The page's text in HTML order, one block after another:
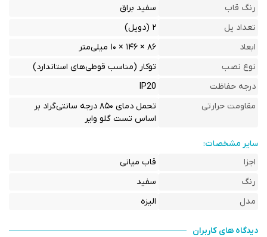
رنگ قاب
سفید براق
تعداد پل
۲ (دوپل)
ابعاد
۸۶ × ۱۴۶ × ۱۰ میلی‌متر
نوع نصب
توکار (مناسب قوطی‌های استاندارد)
درجه حفاظت
IP20
مقاومت حرارتی
تحمل دمای ۸۵۰ درجه سانتی‌گراد بر
اساس تست گلو وایر
سایر مشخصات:
اجزا
قاب میانی
رنگ
سفید
مدل
الیزه
دیدگاه های کاربران